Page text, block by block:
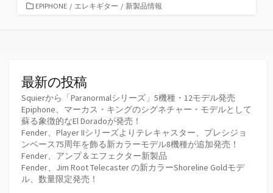
カEPIPHONE / エレキギター / 新製品情報
最新の投稿
Squierから「Paranormalシリーズ」5機種・12モデル発売
Epiphone、マーカス・キングのシグネチャー・モデルとして
蘇る象徴的なEl Doradoが発売！
Fender、Player IIシリーズよりテレキャスター、プレシジョ
ンベース75周年を飾る新カラーモデル8機種が追加発売！
Fender、アンプ＆エフェクター新製品
Fender、Jim Root Telecaster の新カラーShoreline Goldモデ
ル、数量限定発売！